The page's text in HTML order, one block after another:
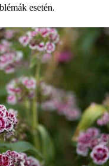
esetén.